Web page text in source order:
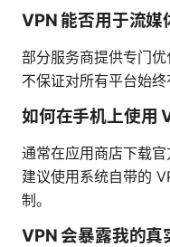
VPN 能否用于流媒
部分服务商提供专门
不保证对所有平台始终
如何在手机上使用
通常在应用商店下载官
建议使用系统自带的
制。
VPN 会暴露我的真